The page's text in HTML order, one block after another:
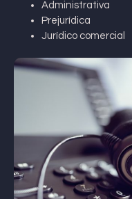
Administrativa
Prejurídica
Jurídico comercial